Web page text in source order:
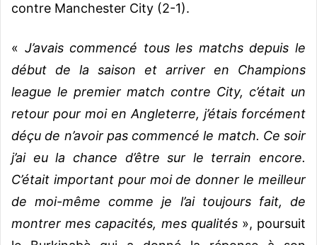
contre Manchester City (2-1).
« J’avais commencé tous les matchs depuis le
début de la saison et arriver en Champions
league le premier match contre City, c’était un
retour pour moi en Angleterre, j’étais forcément
déçu de n’avoir pas commencé le match. Ce soir
j’ai eu la chance d’être sur le terrain encore.
C’était important pour moi de donner le meilleur
de moi-même comme je l’ai toujours fait, de
montrer mes capacités, mes qualités», poursuit